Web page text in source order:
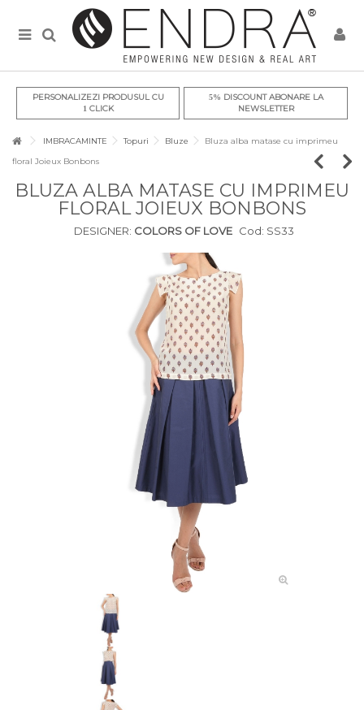
PERSONALIZEZI PRODUSUL CU
1CLICK
5% DISCOUNT ABONARE LA
NEWSLETTER
IMBRACAMINTE Topuri Bluze Bluza alba matase cu imprimeu
floral Joieux Bonbons
BLUZA ALBA MATASE CU IMPRIMEU
FLORAL JOIEUX BONBONS
DESIGNER: COLORS OF LOVE Cod: SS33